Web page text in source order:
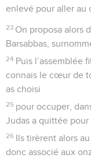
enlevé pour aller au
23 On proposa alors
Barsabbas,
24 Puis l’assemblée
connais le cœur de
as choisi
25 pour occuper,
Judas a quittée
26 Ils tirèrent alors
donc associé aux